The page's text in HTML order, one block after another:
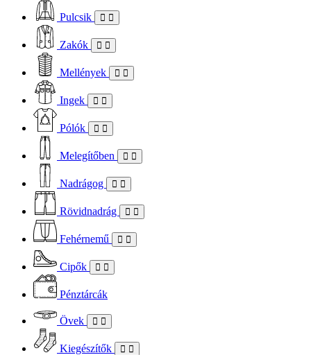
Pulcsik
Zakók
Mellények
Ingek
Pólók
Melegítőben
Nadrágog
Rövidnadrág
Fehérnemű
Cipők
Pénztárcák
Övek
Kiegészítők